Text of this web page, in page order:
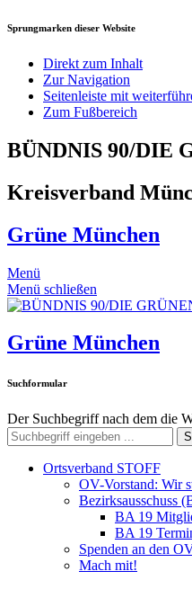
Sprungmarken dieser Website
Direkt zum Inhalt
Zur Navigation
Seitenleiste mit
Zum Fußbereich
BÜNDNIS 90/DIE
Kreisverband
Grüne München
Menü
Menü schließen
Grüne München
Suchformular
Der Suchbegriff nach dem die
Ortsverband STOFF
OV-Vorstand: Wir
Bezirksausschuss
BA 19
BA 19
Spenden an den
Mach mit!